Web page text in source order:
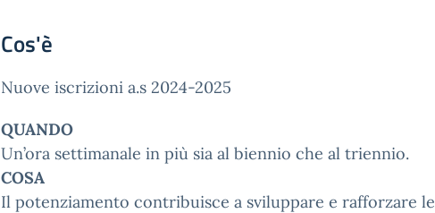
Cos'è
Nuove iscrizioni a.s 2024-2025
QUANDO
Un’ora settimanale in più sia al biennio che al triennio.
COSA
Il potenziamento contribuisce a sviluppare e rafforzare le